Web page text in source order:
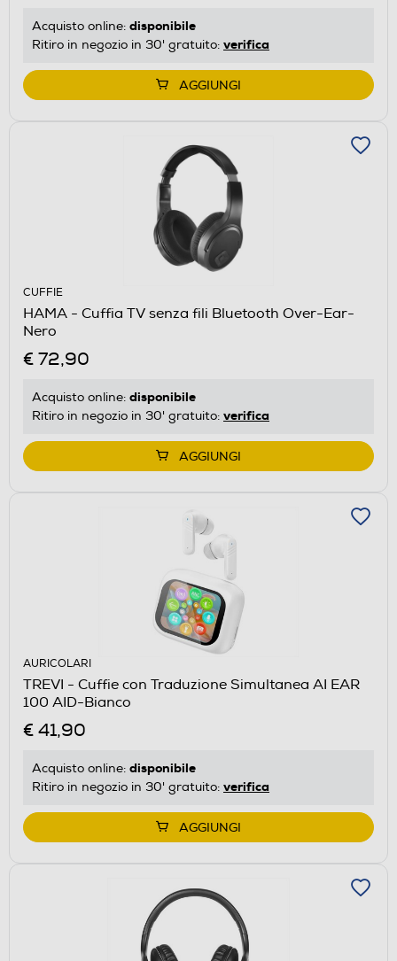
Acquisto online: disponibile
Ritiro in negozio in 30' gratuito: verifica
AGGIUNGI
CUFFIE
HAMA - Cuffia TV senza fili Bluetooth Over-Ear-
Nero
€ 72,90
Acquisto online: disponibile
Ritiro in negozio in 30' gratuito: verifica
AGGIUNGI
AURICOLARI
TREVI - Cuffie con Traduzione Simultanea AI EAR
100 AID-Bianco
€ 41,90
Acquisto online: disponibile
Ritiro in negozio in 30' gratuito: verifica
AGGIUNGI